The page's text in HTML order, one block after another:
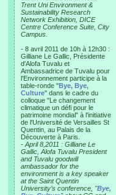
Trent Uni Environment &
Sustainability Research
Network Exhibition, DICE
Centre Conference Suite, City
Campus.
- 8 avril 2011 de 10h à 12h30 :
Gilliane Le Gallic, Présidente
d'Alofa Tuvalu et
Ambassadrice de Tuvalu pour
l'Environnement participe à la
table-ronde "Bye, Bye,
Culture" dans le cadre du
colloque "Le changement
climatique un défi pour le
patrimoine mondial" à l'initiative
de l'Université de Versailles St
Quentin, au Palais de la
Découverte à Paris.
- April 8,2011 : Gilliane Le
Gallic, Alofa Tuvalu President
and Tuvalu goodwill
ambassador for the
environment is a key speaker
at the Saint Quentin
University’s conference, "Bye,